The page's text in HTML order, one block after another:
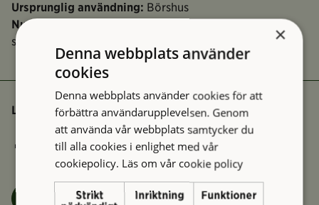
Ursprunglig användning: Börshus
Nuvarande användning:
sammanträden
Ladda ner
Vård- och underhållsplan Börsen
Felanmälan
×
Denna webbplats använder
cookies
Denna webbplats använder cookies för att
förbättra användarupplevelsen. Genom
att använda vår webbplats samtycker du
till alla cookies i enlighet med vår
cookiepolicy. Läs om vår cookie policy
Strikt
Inriktning Funktioner